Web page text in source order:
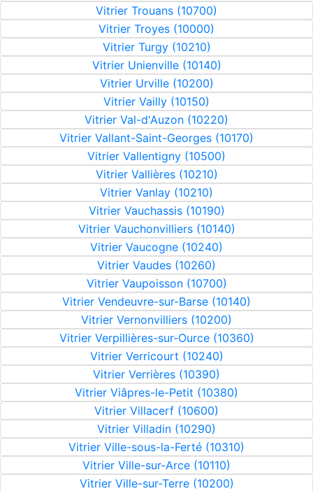
Vitrier Trouans (10700)
Vitrier Troyes (10000)
Vitrier Turgy (10210)
Vitrier Unienville (10140)
Vitrier Urville (10200)
Vitrier Vailly (10150)
Vitrier Val-d'Auzon (10220)
Vitrier Vallant-Saint-Georges (10170)
Vitrier Vallentigny (10500)
Vitrier Vallières (10210)
Vitrier Vanlay (10210)
Vitrier Vauchassis (10190)
Vitrier Vauchonvilliers (10140)
Vitrier Vaucogne (10240)
Vitrier Vaudes (10260)
Vitrier Vaupoisson (10700)
Vitrier Vendeuvre-sur-Barse (10140)
Vitrier Vernonvilliers (10200)
Vitrier Verpillières-sur-Ource (10360)
Vitrier Verricourt (10240)
Vitrier Verrières (10390)
Vitrier Viâpres-le-Petit (10380)
Vitrier Villacerf (10600)
Vitrier Villadin (10290)
Vitrier Ville-sous-la-Ferté (10310)
Vitrier Ville-sur-Arce (10110)
Vitrier Ville-sur-Terre (10200)